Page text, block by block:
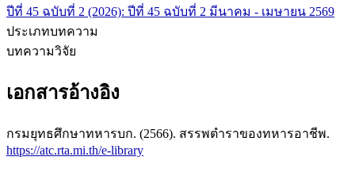
ปีที่ 45 ฉบับที่ 2 (2026): ปีที่ 45 ฉบับที่ 2 มีนาคม - เมษายน 2569
ประเภทบทความ
บทความวิจัย
เอกสารอ้างอิง
กรมยุทธศึกษาทหารบก. (2566). สรรพตำราของทหารอาชีพ.
https://atc.rta.mi.th/e-library